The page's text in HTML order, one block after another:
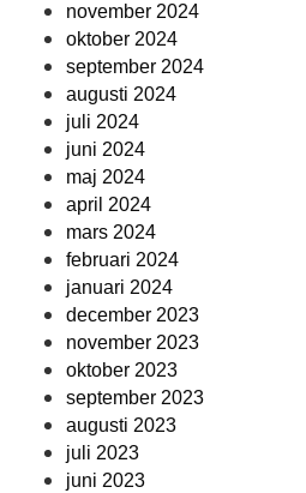
november 2024
oktober 2024
september 2024
augusti 2024
juli 2024
juni 2024
maj 2024
april 2024
mars 2024
februari 2024
januari 2024
december 2023
november 2023
oktober 2023
september 2023
augusti 2023
juli 2023
juni 2023